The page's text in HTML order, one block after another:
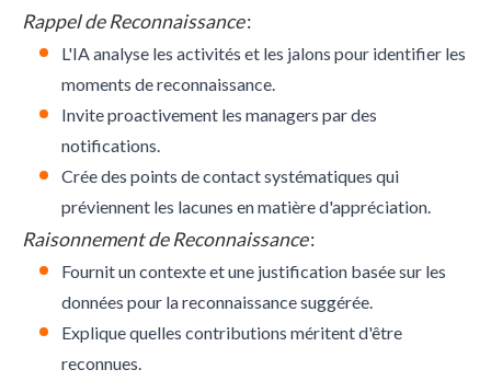
Rappel de Reconnaissance:
L'IA analyse les activités et les jalons pour identifier les
moments de reconnaissance.
Invite proactivement les managers par des
notifications.
Crée des points de contact systématiques qui
préviennent les lacunes en matière d'appréciation.
Raisonnement de Reconnaissance:
Fournit un contexte et une justification basée sur les
données pour la reconnaissance suggérée.
Explique quelles contributions méritent d'être
reconnues.